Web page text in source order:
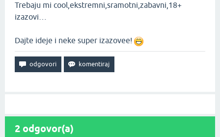
Trebaju mi cool,ekstremni,sramotni,zabavni,18+
izazovi…
Dajte ideje i neke super izazovee!
2 odgovor(a)